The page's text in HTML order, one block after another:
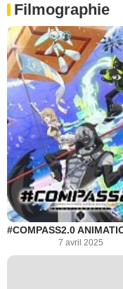
Filmographie
7 avril 2025